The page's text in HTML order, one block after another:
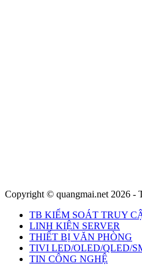
Copyright © quangmai.net 2026 -
TB KIỂM SOÁT TRUY
LINH KIỆN SERVER
THIẾT BỊ VĂN PHÒNG
TIVI LED/OLED/QLED/
TIN CÔNG NGHỆ